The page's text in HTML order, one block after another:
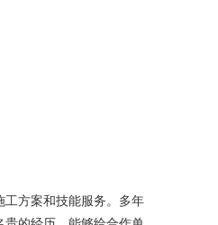
工方案和技能服务。多年